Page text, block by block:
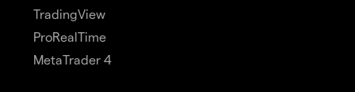
TradingView
ProRealTime
MetaTrader 4